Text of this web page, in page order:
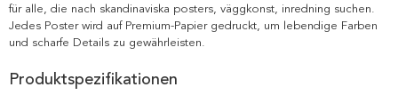
für alle, die nach skandinaviska posters, väggkonst, inredning suchen.
Jedes Poster wird auf Premium-Papier gedruckt, um lebendige Farben
und scharfe Details zu gewährleisten.
Produktspezifikationen